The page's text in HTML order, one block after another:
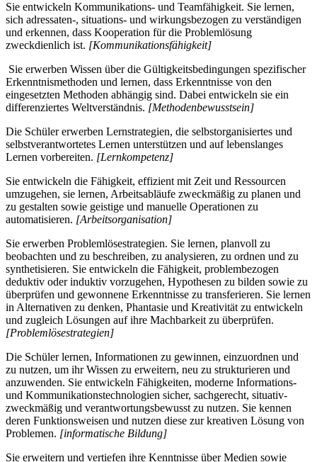
Sie entwickeln Kommunikations- und Teamfähigkeit. Sie lernen,
sich adressaten-, situations- und wirkungsbezogen zu verständigen
und erkennen, dass Kooperation für die Problemlösung
zweckdienlich ist. [Kommunikationsfähigkeit]
Sie erwerben Wissen über die Gültigkeitsbedingungen spezifischer
Erkenntnismethoden und lernen, dass Erkenntnisse von den
eingesetzten Methoden abhängig sind. Dabei entwickeln sie ein
differenziertes Weltverständnis. [Methodenbewusstsein]
Die Schüler erwerben Lernstrategien, die selbstorganisiertes und
selbstverantwortetes Lernen unterstützen und auf lebenslanges
Lernen vorbereiten. [Lernkompetenz]
Sie entwickeln die Fähigkeit, effizient mit Zeit und Ressourcen
umzugehen, sie lernen, Arbeitsabläufe zweckmäßig zu planen und
zu gestalten sowie geistige und manuelle Operationen zu
automatisieren. [Arbeitsorganisation]
Sie erwerben Problemlösestrategien. Sie lernen, planvoll zu
beobachten und zu beschreiben, zu analysieren, zu ordnen und zu
synthetisieren. Sie entwickeln die Fähigkeit, problembezogen
deduktiv oder induktiv vorzugehen, Hypothesen zu bilden sowie zu
überprüfen und gewonnene Erkenntnisse zu transferieren. Sie lernen
in Alternativen zu denken, Phantasie und Kreativität zu entwickeln
und zugleich Lösungen auf ihre Machbarkeit zu überprüfen.
[Problemlösestrategien]
Die Schüler lernen, Informationen zu gewinnen, einzuordnen und
zu nutzen, um ihr Wissen zu erweitern, neu zu strukturieren und
anzuwenden. Sie entwickeln Fähigkeiten, moderne Informations-
und Kommunikationstechnologien sicher, sachgerecht, situativ-
zweckmäßig und verantwortungsbewusst zu nutzen. Sie kennen
deren Funktionsweisen und nutzen diese zur kreativen Lösung von
Problemen. [informatische Bildung]
Sie erweitern und vertiefen ihre Kenntnisse über Medien sowie